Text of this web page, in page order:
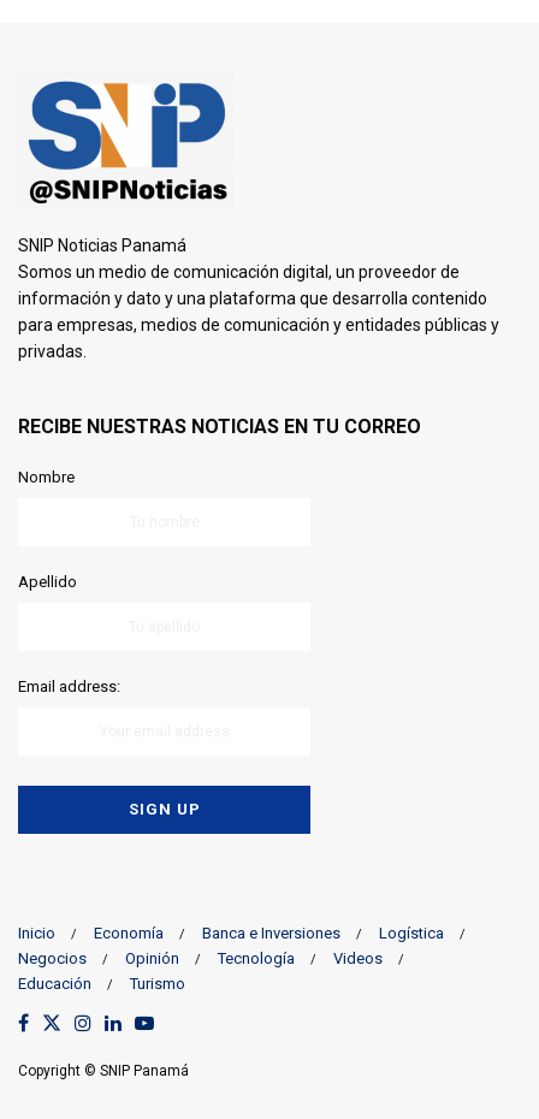
SNIP Noticias Panamá
Somos un medio de comunicación digital, un proveedor de
información y dato y una plataforma que desarrolla contenido
para empresas, medios de comunicación y entidades públicas y
privadas.
RECIBE NUESTRAS NOTICIAS EN TU CORREO
Nombre
Apellido
Email address:
Inicio Economía Banca e Inversiones
Logística
Negocios
Opinión Tecnología
Videos
Educación
Turismo
Copyright © SNIP Panamá